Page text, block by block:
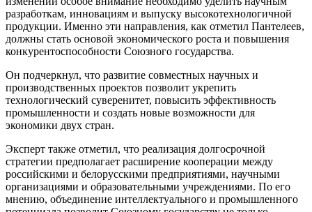
разработкам, инновациям и выпуску высокотехнологичной
продукции. Именно эти направления, как отметил Пантелеев,
должны стать основой экономического роста и повышения
конкурентоспособности Союзного государства.
Он подчеркнул, что развитие совместных научных и
производственных проектов позволит укрепить
технологический суверенитет, повысить эффективность
промышленности и создать новые возможности для
экономики двух стран.
Эксперт также отметил, что реализация долгосрочной
стратегии предполагает расширение кооперации между
российскими и белорусскими предприятиями, научными
организациями и образовательными учреждениями. По его
мнению, объединение интеллектуального и промышленного